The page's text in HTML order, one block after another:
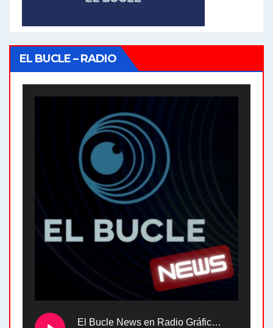
EL BUCLE – RADIO
El Bucle News en Radio Gráfica. Bloque 2 . 28.04.24